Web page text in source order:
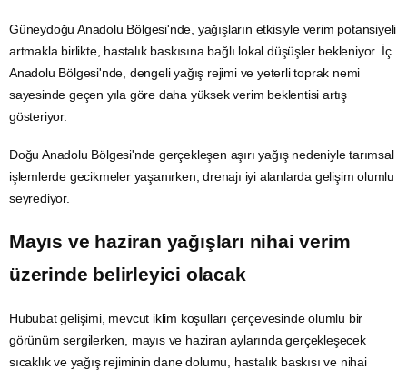
Güneydoğu Anadolu Bölgesi'nde, yağışların etkisiyle verim potansiyeli
artmakla birlikte, hastalık baskısına bağlı lokal düşüşler bekleniyor. İç
Anadolu Bölgesi'nde, dengeli yağış rejimi ve yeterli toprak nemi
sayesinde geçen yıla göre daha yüksek verim beklentisi artış
gösteriyor.
Doğu Anadolu Bölgesi'nde gerçekleşen aşırı yağış nedeniyle tarımsal
işlemlerde gecikmeler yaşanırken, drenajı iyi alanlarda gelişim olumlu
seyrediyor.
Mayıs ve haziran yağışları nihai verim
üzerinde belirleyici olacak
Hububat gelişimi, mevcut iklim koşulları çerçevesinde olumlu bir
görünüm sergilerken, mayıs ve haziran aylarında gerçekleşecek
sıcaklık ve yağış rejiminin dane dolumu, hastalık baskısı ve nihai